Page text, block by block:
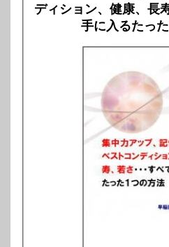
ディション、健康、長
手に入るたっ